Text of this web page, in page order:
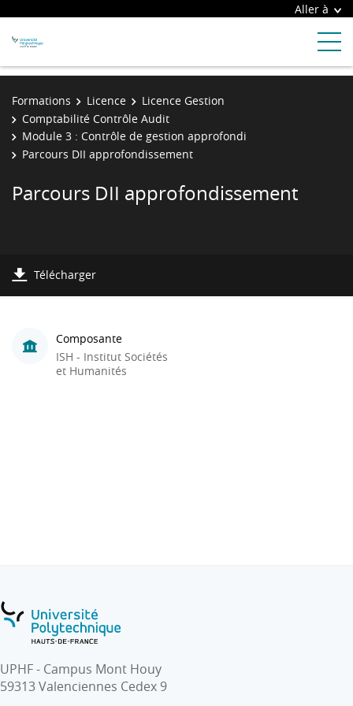
Aller à
Formations Licence
Licence Gestion
Comptabilité Contrôle Audit
Module 3 : Contrôle de gestion approfondi
Parcours DII approfondissement
Parcours DII approfondissement
Télécharger
Composante
ISH - Institut Sociétés
et Humanités
UPHF - Campus Mont Houy
59313 Valenciennes Cedex 9